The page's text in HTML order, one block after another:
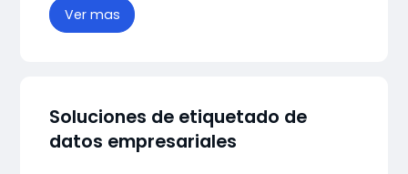
Ver mas
Soluciones de etiquetado de
datos empresariales